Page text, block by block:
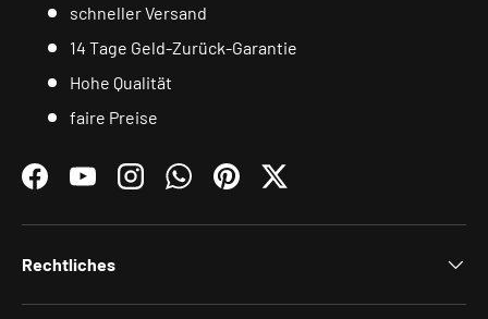
schneller Versand
14 Tage Geld-Zurück-Garantie
Hohe Qualität
faire Preise
FacebookYouTubeInstagramWhatsAppPinterestTwitter
Rechtliches